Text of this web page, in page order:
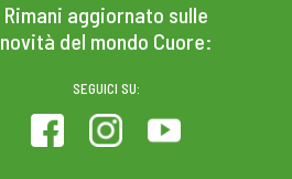
Rimani aggiornato sulle
novità del mondo Cuore:
SEGUICI SU: